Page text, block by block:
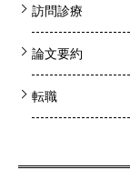
訪問診療
論文要約
転職